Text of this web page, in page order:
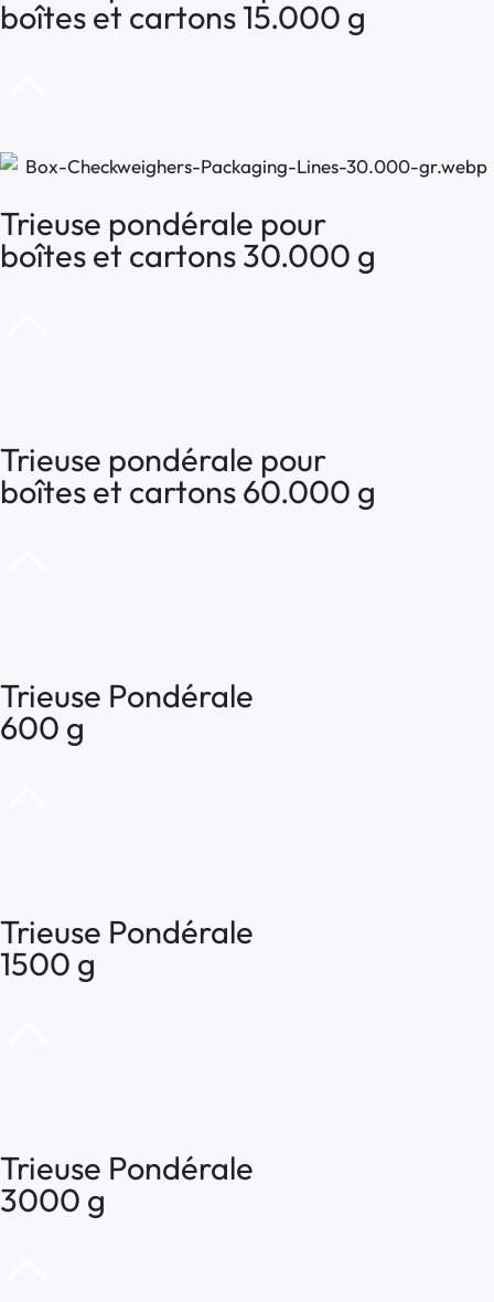
boîtes et cartons 15.000 g
Trieuse pondérale pour
boîtes et cartons 30.000 g
Trieuse pondérale pour
boîtes et cartons 60.000 g
Trieuse Pondérale
600 g
Trieuse Pondérale
1500 g
Trieuse Pondérale
3000 g